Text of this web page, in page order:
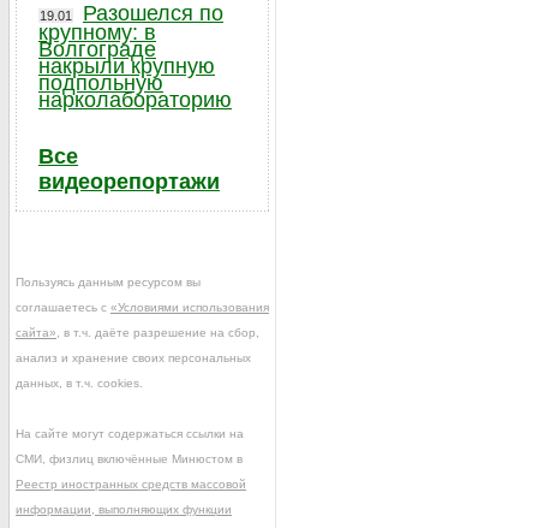
19.01
Разошелся по
крупному: в
Волгограде
накрыли крупную
подпольную
нарколабораторию
Все
видеорепортажи
Пользуясь данным ресурсом вы
соглашаетесь с «Условиями использования
сайта» , в т.ч. даёте разрешение на сбор,
анализ и хранение своих персональных
данных, в т.ч. cookies.
На сайте могут содержаться ссылки на
СМИ, физлиц включённые Минюстом в
Реестр иностранных средств массовой
информации, выполняющих функции